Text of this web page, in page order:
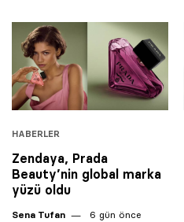
HABERLER
Zendaya, Prada
Beauty’nin global marka
yüzü oldu
Sena Tufan 6 gün önce